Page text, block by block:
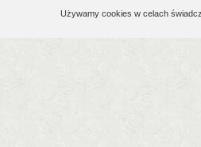
Używamy cookies w celach